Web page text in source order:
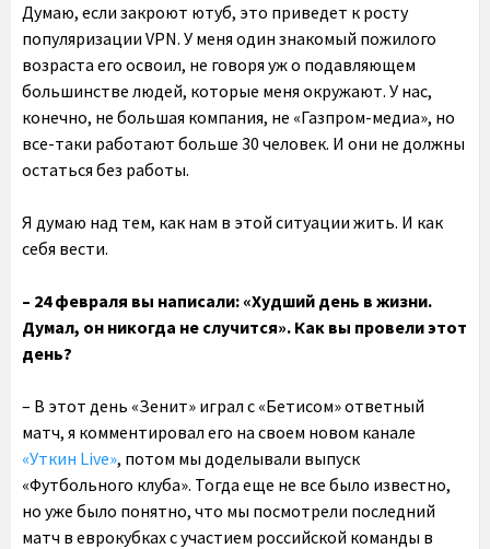
Думаю, если закроют ютуб, это приведет к росту
популяризации VPN. У меня один знакомый пожилого
возраста его освоил, не говоря уж о подавляющем
большинстве людей, которые меня окружают. У нас,
конечно, не большая компания, не «Газпром-медиа», но
все-таки работают больше 30 человек. И они не должны
остаться без работы.
Я думаю над тем, как нам в этой ситуации жить. И как
себя вести.
– 24 февраля вы написали: «Худший день в жизни.
Думал, он никогда не случится». Как вы провели этот
день?
– В этот день «Зенит» играл с «Бетисом» ответный
матч, я комментировал его на своем новом канале
«Уткин Live», потом мы доделывали выпуск
«Футбольного клуба». Тогда еще не все было известно,
но уже было понятно, что мы посмотрели последний
матч в еврокубках с участием российской команды в